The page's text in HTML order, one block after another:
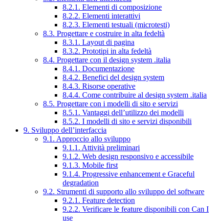
8.2.1. Elementi di composizione
8.2.2. Elementi interattivi
8.2.3. Elementi testuali (microtesti)
8.3. Progettare e costruire in alta fedeltà
8.3.1. Layout di pagina
8.3.2. Prototipi in alta fedeltà
8.4. Progettare con il design system .italia
8.4.1. Documentazione
8.4.2. Benefici del design system
8.4.3. Risorse operative
8.4.4. Come contribuire al design system .italia
8.5. Progettare con i modelli di sito e servizi
8.5.1. Vantaggi dell’utilizzo dei modelli
8.5.2. I modelli di sito e servizi disponibili
9. Sviluppo dell’interfaccia
9.1. Approccio allo sviluppo
9.1.1. Attività preliminari
9.1.2. Web design responsivo e accessibile
9.1.3. Mobile first
9.1.4. Progressive enhancement e Graceful
degradation
9.2. Strumenti di supporto allo sviluppo del software
9.2.1. Feature detection
9.2.2. Verificare le feature disponibili con Can I
use